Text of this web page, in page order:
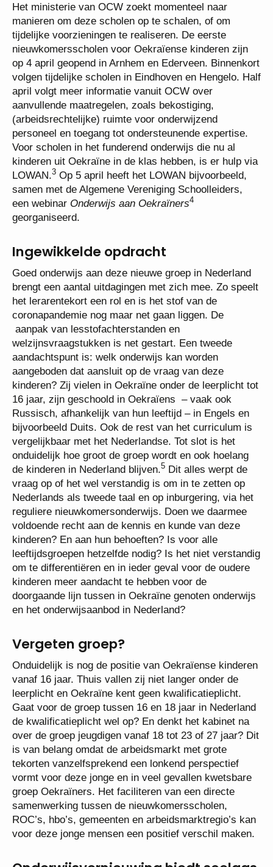
Het ministerie van OCW zoekt momenteel naar
manieren om deze scholen op te schalen, of om
tijdelijke voorzieningen te realiseren. De eerste
nieuwkomersscholen voor Oekraïense kinderen zijn
op 4 april geopend in Arnhem en Ederveen. Binnenkort
volgen tijdelijke scholen in Eindhoven en Hengelo. Half
april volgt meer informatie vanuit OCW over
aanvullende maatregelen, zoals bekostiging,
(arbeidsrechtelijke) ruimte voor onderwijzend
personeel en toegang tot ondersteunende expertise.
Voor scholen in het funderend onderwijs die nu al
kinderen uit Oekraïne in de klas hebben, is er hulp via
LOWAN.3 Op 5 april heeft het LOWAN bijvoorbeeld,
samen met de Algemene Vereniging Schoolleiders,
een webinar Onderwijs aan Oekraïners4
georganiseerd.
Ingewikkelde opdracht
Goed onderwijs aan deze nieuwe groep in Nederland
brengt een aantal uitdagingen met zich mee. Zo speelt
het lerarentekort een rol en is het stof van de
coronapandemie nog maar net gaan liggen. De
aanpak van lesstofachterstanden en
welzijnsvraagstukken is net gestart. Een tweede
aandachtspunt is: welk onderwijs kan worden
aangeboden dat aansluit op de vraag van deze
kinderen? Zij vielen in Oekraïne onder de leerplicht tot
16 jaar, zijn geschoold in Oekraïens – vaak ook
Russisch, afhankelijk van hun leeftijd – in Engels en
bijvoorbeeld Duits. Ook de rest van het curriculum is
vergelijkbaar met het Nederlandse. Tot slot is het
onduidelijk hoe groot de groep wordt en ook hoelang
de kinderen in Nederland blijven.5 Dit alles werpt de
vraag op of het wel verstandig is om in te zetten op
Nederlands als tweede taal en op inburgering, via het
reguliere nieuwkomersonderwijs. Doen we daarmee
voldoende recht aan de kennis en kunde van deze
kinderen? En aan hun behoeften? Is voor alle
leeftijdsgroepen hetzelfde nodig? Is het niet verstandig
om te differentiëren en in ieder geval voor de oudere
kinderen meer aandacht te hebben voor de
doorgaande lijn tussen in Oekraïne genoten onderwijs
en het onderwijsaanbod in Nederland?
Vergeten groep?
Onduidelijk is nog de positie van Oekraïense kinderen
vanaf 16 jaar. Thuis vallen zij niet langer onder de
leerplicht en Oekraïne kent geen kwalificatieplicht.
Gaat voor de groep tussen 16 en 18 jaar in Nederland
de kwalificatieplicht wel op? En denkt het kabinet na
over de groep jeugdigen vanaf 18 tot 23 of 27 jaar? Dit
is van belang omdat de arbeidsmarkt met grote
tekorten vanzelfsprekend een lonkend perspectief
vormt voor deze jonge en in veel gevallen kwetsbare
groep Oekraïners. Het faciliteren van een directe
samenwerking tussen de nieuwkomersscholen,
ROC’s, hbo’s, gemeenten en arbeidsmarktregio’s kan
voor deze jonge mensen een positief verschil maken.